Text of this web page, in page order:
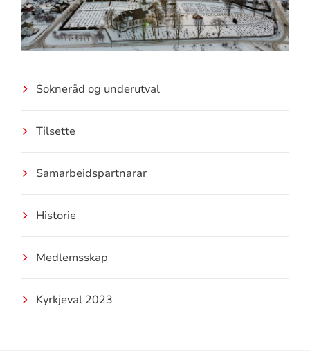
Sokneråd og underutval
Tilsette
Samarbeidspartnarar
Historie
Medlemsskap
Kyrkjeval 2023